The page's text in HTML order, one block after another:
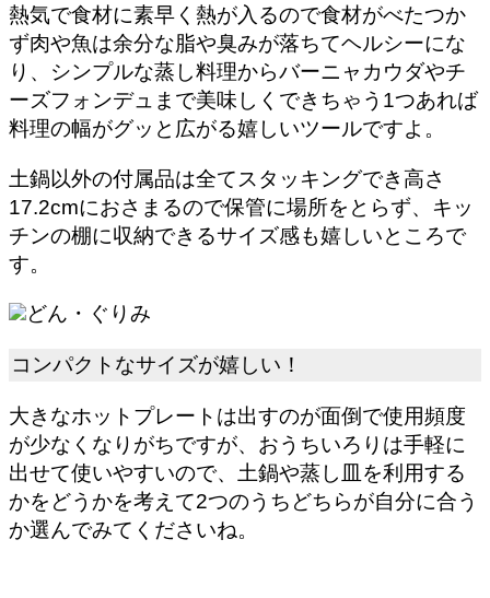
熱気で食材に素早く熱が入るので食材がべたつか
ず肉や魚は余分な脂や臭みが落ちてヘルシーにな
り、シンプルな蒸し料理からバーニャカウダやチ
ーズフォンデュまで美味しくできちゃう1つあれば
料理の幅がグッと広がる嬉しいツールですよ。
土鍋以外の付属品は全てスタッキングでき高さ
17.2cmにおさまるので保管に場所をとらず、キッ
チンの棚に収納できるサイズ感も嬉しいところで
す。
どん・ぐりみ
コンパクトなサイズが嬉しい！
大きなホットプレートは出すのが面倒で使用頻度
が少なくなりがちですが、おうちいろりは手軽に
出せて使いやすいので、土鍋や蒸し皿を利用する
かをどうかを考えて2つのうちどちらが自分に合う
か選んでみてくださいね。